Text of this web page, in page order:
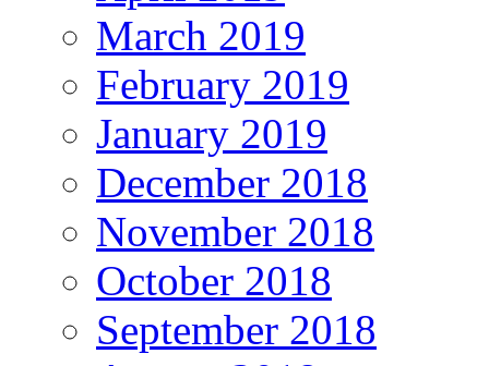
March 2019
February 2019
January 2019
December 2018
November 2018
October 2018
September 2018